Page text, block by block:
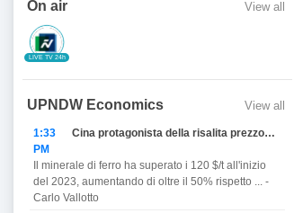
On air View all
LIVE TV 24h
UPNDW Economics View all
1:33
PM
Cina protagonista della risalita prezzo del Ferro
Il minerale di ferro ha superato i 120 $/t all'inizio
del 2023, aumentando di oltre il 50% rispetto ... -
Carlo Vallotto